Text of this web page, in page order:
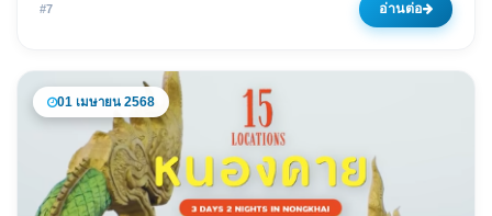
#7 อ่านต่อ
01 เมษายน 2568